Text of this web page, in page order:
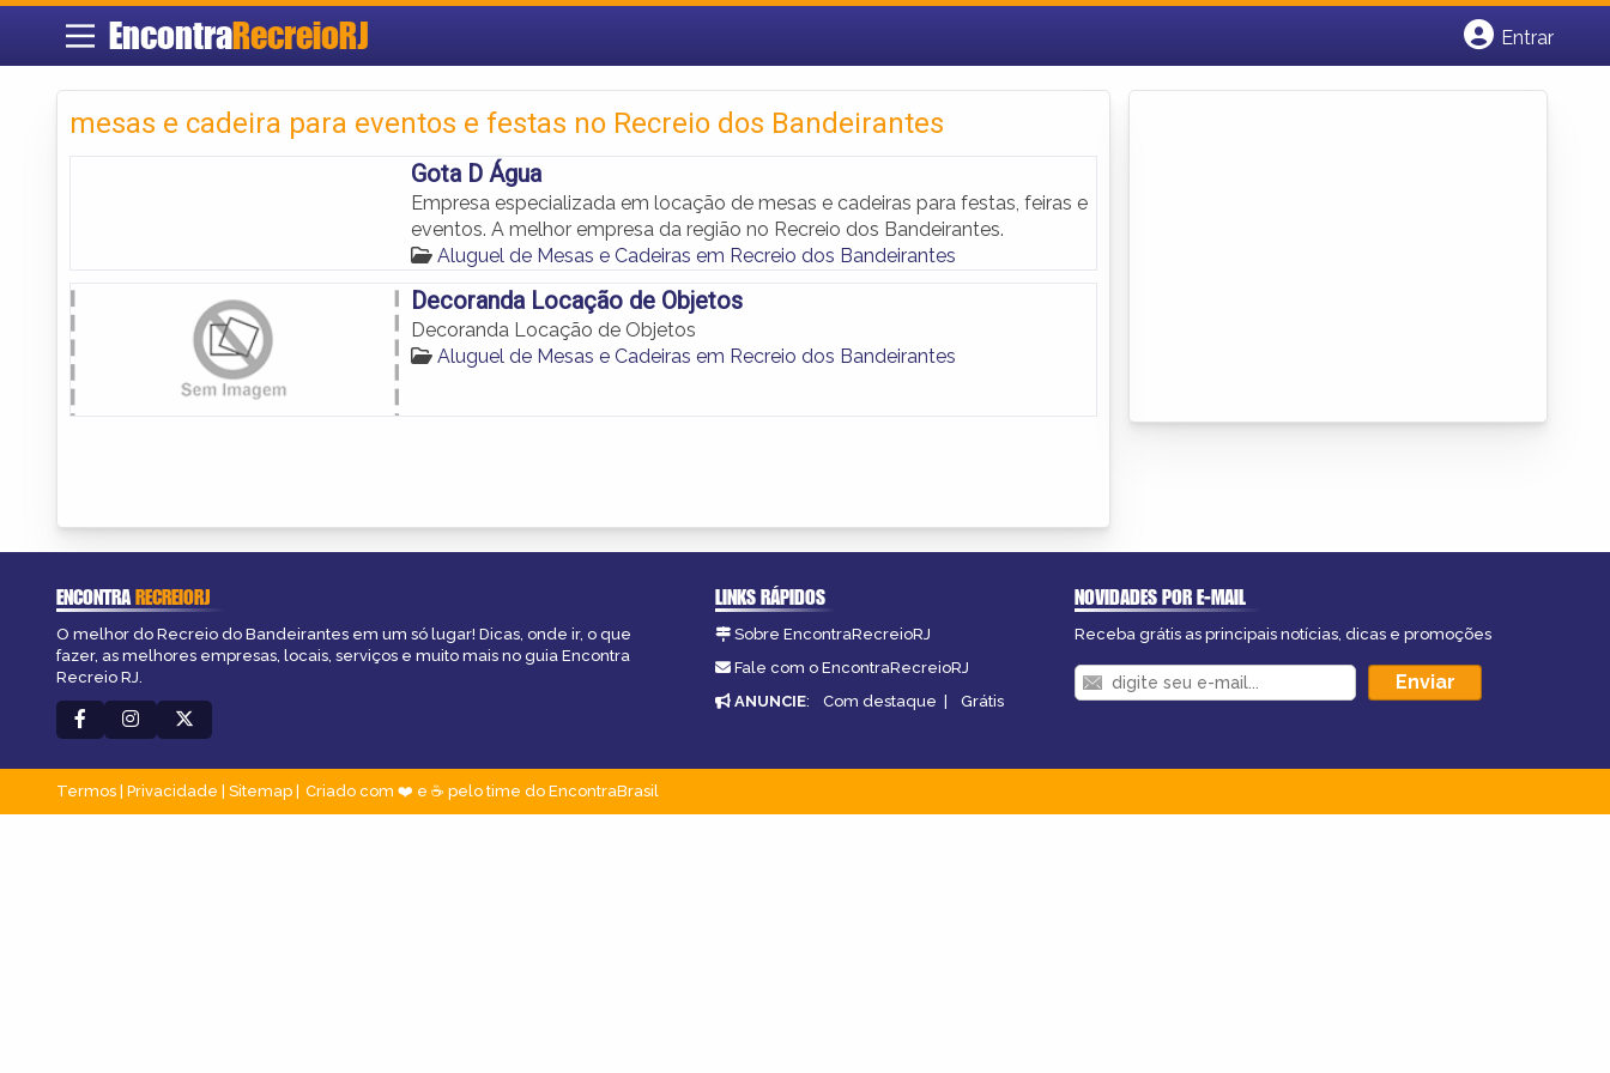
EncontraRecreioRJ
Entrar
mesas e cadeira para eventos e festas no Recreio dos Bandeirantes
Gota D Água
Empresa especializada em locação de mesas e cadeiras para festas, feiras e
eventos. A melhor empresa da região no Recreio dos Bandeirantes.
Aluguel de Mesas e Cadeiras em Recreio dos Bandeirantes
Decoranda Locação de Objetos
Decoranda Locação de Objetos
Aluguel de Mesas e Cadeiras em Recreio dos Bandeirantes
ENCONTRARECREIORJ
O melhor do Recreio do Bandeirantes em um só lugar! Dicas, onde ir, o que
fazer, as melhores empresas, locais, serviços e muito mais no guia Encontra
Recreio RJ.
LINKS RÁPIDOS
Sobre EncontraRecreioRJ
Fale com o EncontraRecreioRJ
ANUNCIE: Com destaque | Grátis
NOVIDADES POR E-MAIL
Receba grátis as principais notícias, dicas e promoções
Termos | Privacidade | Sitemap Criado com ❤️ e ☕ pelo time do EncontraBrasil